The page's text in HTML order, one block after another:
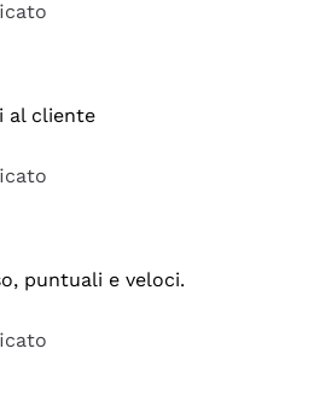
al cliente
puntuali e veloci.